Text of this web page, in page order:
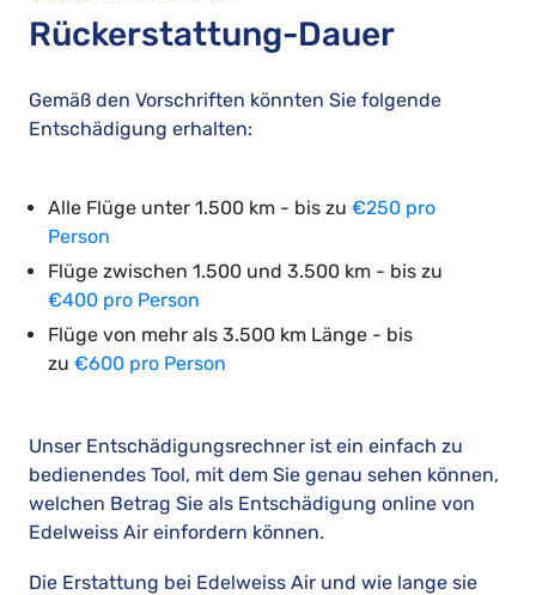
Rückerstattung-Dauer
Gemäß den Vorschriften könnten Sie folgende
Entschädigung erhalten:
Alle Flüge unter 1.500 km - bis zu €250 pro
Person
Flüge zwischen 1.500 und 3.500 km - bis zu
€400 pro Person
Flüge von mehr als 3.500 km Länge - bis
zu €600 pro Person
Unser Entschädigungsrechner ist ein einfach zu
bedienendes Tool, mit dem Sie genau sehen können,
welchen Betrag Sie als Entschädigung online von
Edelweiss Air einfordern können.
Die Erstattung bei Edelweiss Air und wie lange sie